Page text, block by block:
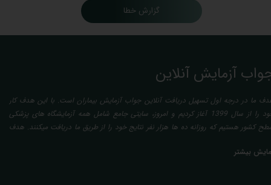
گزارش خطا
آزمایش آنلاین
ما در درجه اول تسهیل دریافت آنلاین جواب آزمایش بیماران است. با این هدف کار
خود را از سال 1399 آغاز کردیم و امروز، سایتی جامع شامل همه آزمایشگاه های پزشکی
کشور هستیم که روزانه ده ها هزار نفر نتایج خود را از طریق ما دریافت میکنند. هدف
با تایید و مهر پزشک متخصص) میباشد. رسالت ما در تفسیر، استخراج حداکثر
بیشتر